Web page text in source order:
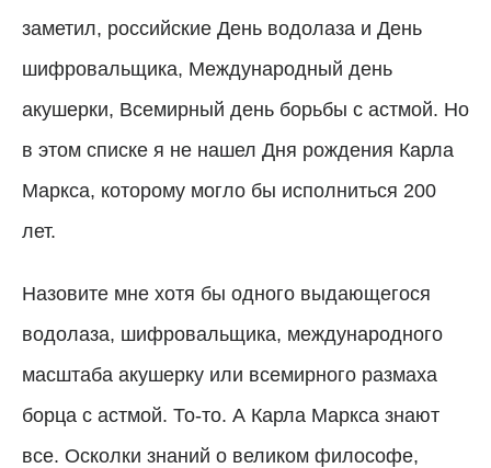
заметил, российские День водолаза и День
шифровальщика, Международный день
акушерки, Всемирный день борьбы с астмой. Но
в этом списке я не нашел Дня рождения Карла
Маркса, которому могло бы исполниться 200
лет.
Назовите мне хотя бы одного выдающегося
водолаза, шифровальщика, международного
масштаба акушерку или всемирного размаха
борца с астмой. То-то. А Карла Маркса знают
все. Осколки знаний о великом философе,